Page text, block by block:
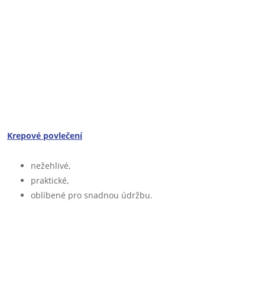
Krepové povlečení
nežehlivé,
praktické,
oblíbené pro snadnou údržbu.